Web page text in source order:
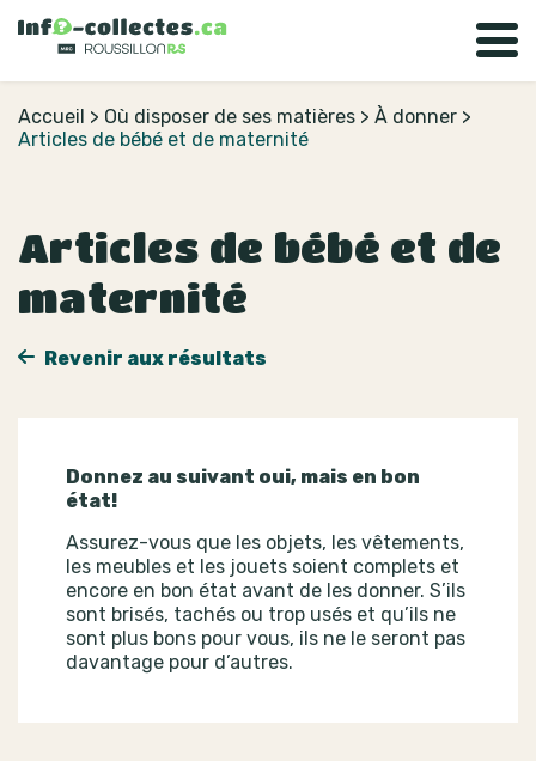
Accueil > Où disposer de ses matières > À donner >
Articles de bébé et de maternité
Articles de bébé et de
maternité
Revenir aux résultats
Donnez au suivant oui, mais en bon
état!
Assurez-vous que les objets, les vêtements,
les meubles et les jouets soient complets et
encore en bon état avant de les donner. S’ils
sont brisés, tachés ou trop usés et qu’ils ne
sont plus bons pour vous, ils ne le seront pas
davantage pour d’autres.